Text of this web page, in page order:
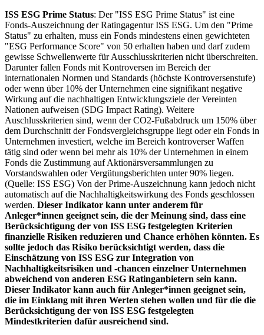
ISS ESG Prime Status: Der "ISS ESG Prime Status" ist eine
Fonds-Auszeichnung der Ratingagentur ISS ESG. Um den "Prime
Status" zu erhalten, muss ein Fonds mindestens einen gewichteten
"ESG Performance Score" von 50 erhalten haben und darf zudem
gewisse Schwellenwerte für Ausschlusskriterien nicht überschreiten.
Darunter fallen Fonds mit Kontroversen im Bereich der
internationalen Normen und Standards (höchste Kontroversenstufe)
oder wenn über 10% der Unternehmen eine signifikant negative
Wirkung auf die nachhaltigen Entwicklungsziele der Vereinten
Nationen aufweisen (SDG Impact Rating). Weitere
Auschlusskriterien sind, wenn der CO2-Fußabdruck um 150% über
dem Durchschnitt der Fondsvergleichsgruppe liegt oder ein Fonds in
Unternehmen investiert, welche im Bereich kontroverser Waffen
tätig sind oder wenn bei mehr als 10% der Unternehmen in einem
Fonds die Zustimmung auf Aktionärsversammlungen zu
Vorstandswahlen oder Vergütungsberichten unter 90% liegen.
(Quelle: ISS ESG) Von der Prime-Auszeichnung kann jedoch nicht
automatisch auf die Nachhaltigkeitswirkung des Fonds geschlossen
werden. Dieser Indikator kann unter anderem für
Anleger*innen geeignet sein, die der Meinung sind, dass eine
Berücksichtigung der von ISS ESG festgelegten Kriterien
finanzielle Risiken reduzieren und Chance erhöhen könnten. Es
sollte jedoch das Risiko berücksichtigt werden, dass die
Einschätzung von ISS ESG zur Integration von
Nachhaltigkeitsrisiken und -chancen einzelner Unternehmen
abweichend von anderen ESG Ratinganbietern sein kann.
Dieser Indikator kann auch für Anleger*innen geeignet sein,
die im Einklang mit ihren Werten stehen wollen und für die die
Berücksichtigung der von ISS ESG festgelegten
Mindestkriterien dafür ausreichend sind.